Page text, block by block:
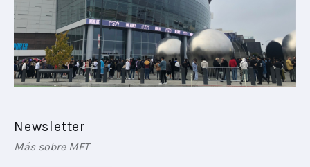
PLAYBOOKS
NOVEDADES DE LOS MIEMBROS
Newsletter
Más sobre MFT